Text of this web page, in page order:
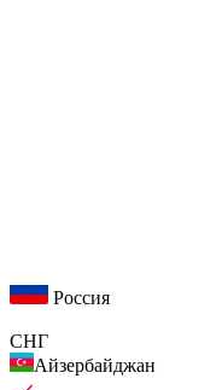
Россия
СНГ
Айзербайджан